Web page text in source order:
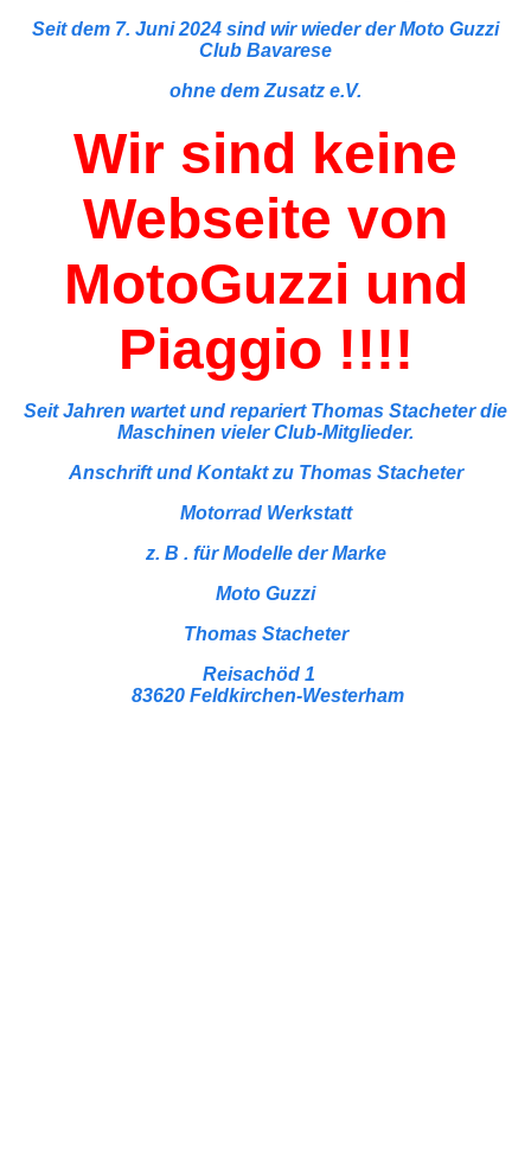
Seit dem 7. Juni 2024 sind wir wieder der Moto Guzzi
Club Bavarese
ohne dem Zusatz e.V.
Wir sind keine
Webseite von
MotoGuzzi und
Piaggio !!!!
Seit Jahren wartet und repariert Thomas Stacheter die
Maschinen vieler Club-Mitglieder.
Anschrift und Kontakt zu Thomas Stacheter
Motorrad Werkstatt
z. B . für Modelle der Marke
Moto Guzzi
Thomas Stacheter
Reisachöd 1
83620 Feldkirchen-Westerham